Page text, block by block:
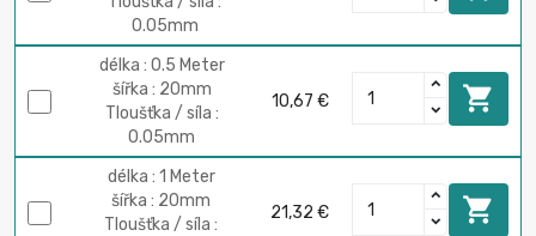
0.05mm
délka : 0.5 Meter
šířka : 20mm
Tloušťka / síla :
0.05mm
10,67 € 
délka : 1 Meter
šířka : 20mm
Tloušťka / síla :
21,32 € 